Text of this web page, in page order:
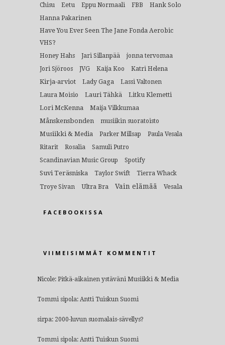
Chisu Eetu Eppu Normaali FBB Hank Solo
Hanna Pakarinen
Have You Ever Seen The Jane Fonda Aerobic
VHS?
Honey Hahs Jari Sillanpää
jonna tervomaa
Jori Sjöroos
JVG Kaija Koo Katri Helena
Kirja-arviot Lady Gaga
Lassi Valtonen
Laura Moisio
Lauri Tähkä
Litku Klemetti
Lori McKenna
Maija Vilkkumaa
Månskensbonden musiikin suoratoisto
Musiikki & Media Parker Millsap
Paula Vesala
Ritarit
Rosalia
Samuli Putro
Scandinavian Music Group
Spotify
Suvi Teräsniska Taylor Swift
Tierra Whack
Troye Sivan
Ultra Bra Vain elämää Vesala
FACEBOOKISSA
VIIMEISIMMÄT KOMMENTIT
Nicole: Pitkä-aikainen ystäväni Musiikki & Media
Tommi sipola: Antti Tuiskun Suomi
sirpa: 2000-luvun suomalais-sävellys?
Tommi sipola: Antti Tuiskun Suomi